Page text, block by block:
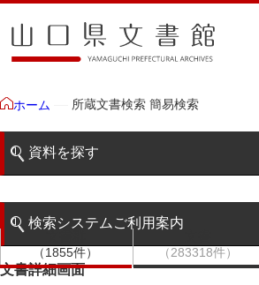
ホーム 所蔵文書検索 簡易検索
資料を探す
階層検索
検索システムご利用案内
検索システムの利用について
（1855件）
（283318件）
文書詳細画面